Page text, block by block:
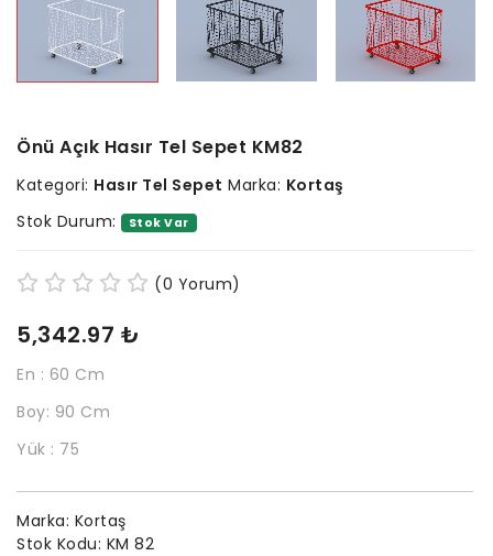
Önü Açık Hasır Tel Sepet KM82
Kategori: Hasır Tel Sepet Marka: Kortaş
Stok Durum:
Stok Var
(0 Yorum)
5,342.97 ₺
En : 60 Cm
Boy: 90 Cm
Yük : 75
Marka: Kortaş
Stok Kodu: KM 82